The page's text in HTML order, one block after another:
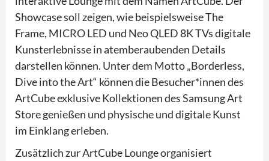
Showcase soll zeigen, wie beispielsweise The
Frame, MICRO LED und Neo QLED 8K TVs digitale
Kunsterlebnisse in atemberaubenden Details
darstellen können. Unter dem Motto „Borderless,
Dive into the Art“ können die Besucher*innen des
ArtCube exklusive Kollektionen des Samsung Art
Store genießen und physische und digitale Kunst
im Einklang erleben.
Zusätzlich zur ArtCube Lounge organisiert